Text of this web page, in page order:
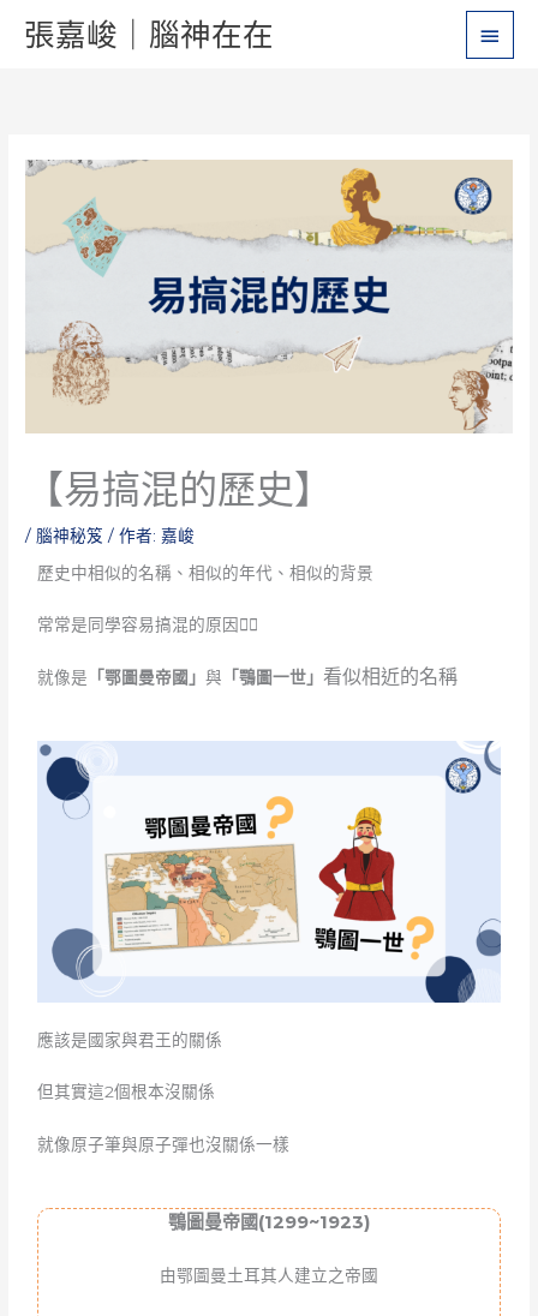
張嘉峻｜腦神在在
主
要
【易搞混的歷史】
/ 腦神秘笈 / 作者:嘉峻
歷史中相似的名稱、相似的年代、相似的背景
常常是同學容易搞混的原因😵‍💫
就像是 「鄂圖曼帝國」與 「鶚圖一世」 看似相近的名稱
應該是國家與君王的關係
但其實這2個根本沒關係
就像原子筆與原子彈也沒關係一樣
鶚圖曼帝國(1299~1923)
由鄂圖曼土耳其人建立之帝國